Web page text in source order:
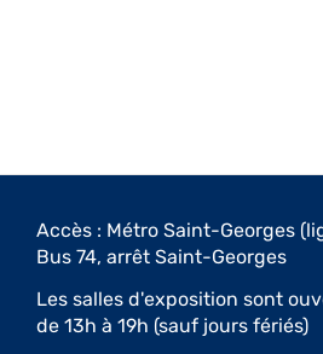
Accès : Métro Saint-Georges
Bus 74, arrêt Saint-Georges
Les salles d'exposition sont
de 13h à 19h (sauf jours fériés)